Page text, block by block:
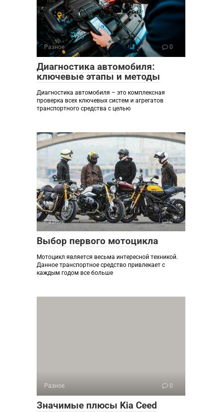
Разное 0
Диагностика автомобиля:
ключевые этапы и методы
Диагностика автомобиля – это комплексная
проверка всех ключевых систем и агрегатов
транспортного средства с целью
Разное 0
Выбор первого мотоцикла
Мотоцикл является весьма интересной техникой.
Данное транспортное средство привлекает с
каждым годом все больше
Разное 0
Значимые плюсы Kia Ceed